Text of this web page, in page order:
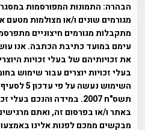
הבהרה: התמונות המפורסמות
מגורמים שונים ו/או מצולמות
מתקבלות מגורמים חיצוניים
עימם במועד כתיבת הכתבה. אנו
את זכויותיהם של בעלי זכויות
בעלי זכויות יוצרים עבור שימוש
תשס"ח 2007. במידה והנכם
באתר ו/או בפרסום זה, ואתם